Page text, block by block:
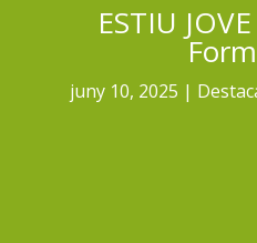
ESTIU
juny 10, 2025